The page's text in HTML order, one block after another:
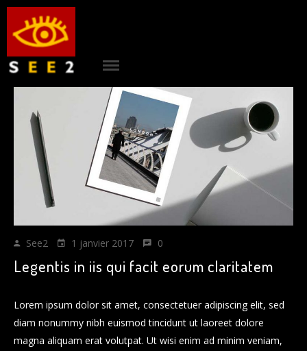
|
PROJETS
|
AGENCE
|
CONTACT
|
RÉFÉRENCES
|
BLOG
see2
See2 1 janvier 2017 0
Legentis in iis qui facit eorum claritatem
Lorem ipsum dolor sit amet, consectetuer adipiscing elit, sed
diam nonummy nibh euismod tincidunt ut laoreet dolore
magna aliquam erat volutpat. Ut wisi enim ad minim veniam,